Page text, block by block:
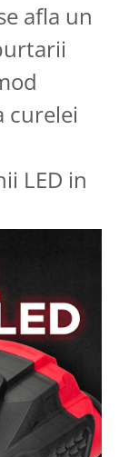
afla un
curelei
LED in